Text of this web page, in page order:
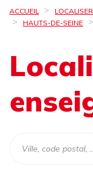
ACCUEIL
HAUTS-DE-SEINE